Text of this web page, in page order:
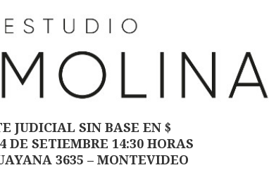
JUDICIAL SIN BASE EN $
DE SETIEMBRE 14:30 HORAS
3635 – MONTEVIDEO